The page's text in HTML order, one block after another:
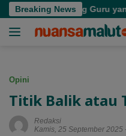
Langsung
ke
Breaking News
Seorang Guru yang
Opini
Titik Balik atau
Redaksi
Kamis, 25 September 2025